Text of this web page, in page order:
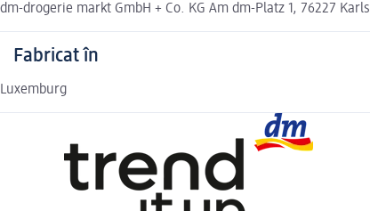
dm-drogerie markt GmbH + Co. KG Am dm-Platz 1, 76227
Fabricat în
Luxemburg